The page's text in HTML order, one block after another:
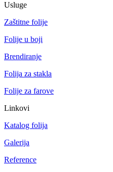
Usluge
Zaštitne folije
Folije u boji
Brendiranje
Folija za stakla
Folije za farove
Linkovi
Katalog folija
Galerija
Reference